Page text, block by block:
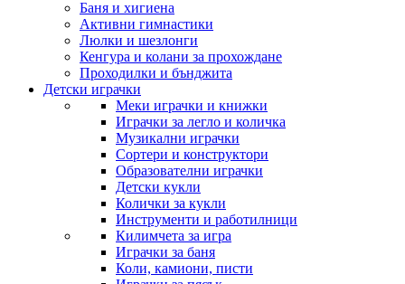
Баня и хигиена
Активни гимнастики
Люлки и шезлонги
Кенгура и колани за прохождане
Проходилки и бънджита
Детски играчки
Меки играчки и книжки
Играчки за легло и количка
Музикални играчки
Сортери и конструктори
Образователни играчки
Детски кукли
Колички за кукли
Инструменти и работилници
Килимчета за игра
Играчки за баня
Коли, камиони, писти